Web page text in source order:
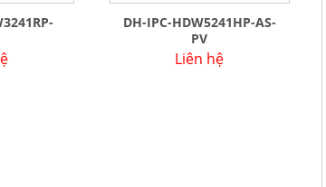
DH-IPC-HDW5241HP-AS-
PV
Liên hệ